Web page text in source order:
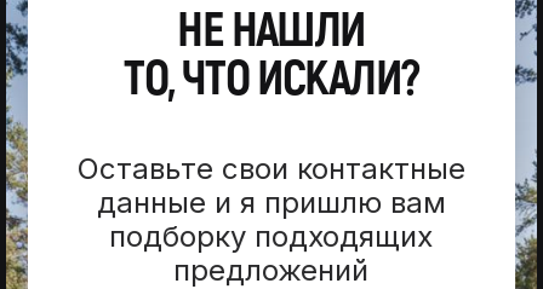
НЕ НАШЛИ
ТО, ЧТО ИСКАЛИ?
Оставьте свои контактные
данные и я пришлю вам
подборку подходящих
предложений